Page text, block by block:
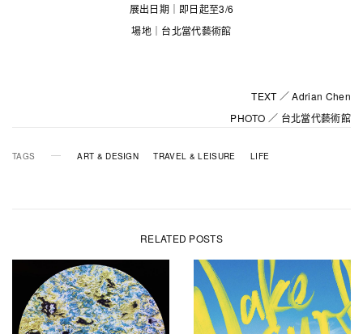
展出日期｜即日起至3/6
場地｜台北當代藝術館
TEXT ／ Adrian Chen
PHOTO ／ 台北當代藝術館
TAGS ART & DESIGN TRAVEL & LEISURE LIFE
RELATED POSTS